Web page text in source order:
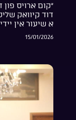
“קום ארויס פון
דוד קיוואק
א שיעור אין
15/01/2026